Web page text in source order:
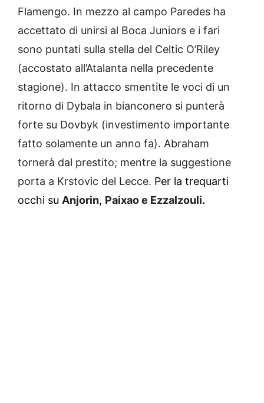
Flamengo. In mezzo al campo Paredes ha
accettato di unirsi al Boca Juniors e i fari
sono puntati sulla stella del Celtic O’Riley
(accostato all’Atalanta nella precedente
stagione). In attacco smentite le voci di un
ritorno di Dybala in bianconero si punterà
forte su Dovbyk (investimento importante
fatto solamente un anno fa). Abraham
tornerà dal prestito; mentre la suggestione
porta a Krstovic del Lecce. Per la trequarti
occhi su Anjorin, Paixao e Ezzalzouli.